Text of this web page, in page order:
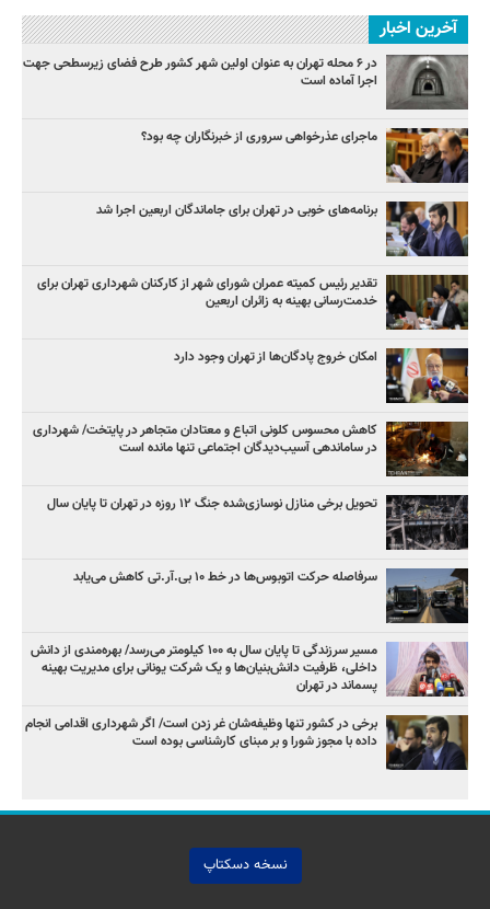
آخرین اخبار
در ۶ محله تهران به عنوان اولین شهر کشور طرح فضای زیرسطحی جهت
اجرا آماده است
ماجرای عذرخواهی سروری از خبرنگاران چه بود؟
برنامه‌های خوبی در تهران برای جاماندگان اربعین اجرا شد
تقدیر رئیس کمیته عمران شورای شهر از کارکنان شهرداری تهران برای
خدمت‌رسانی بهینه به زائران اربعین
امکان خروج پادگان‌ها از تهران وجود دارد
کاهش محسوس کلونی اتباع و معتادان متجاهر در پایتخت/ شهرداری
در ساماندهی آسیب‌دیدگان اجتماعی تنها مانده است
تحویل برخی منازل نوسازی‌شده جنگ ۱۲ روزه در تهران تا پایان سال
سرفاصله حرکت اتوبوس‌ها در خط ۱۰ بی‌.آر.تی کاهش می‌یابد
مسیر سرزندگی تا پایان سال به ۱۰۰ کیلومتر می‌رسد/ بهره‌مندی از دانش
داخلی، ظرفیت دانش‌بنیان‌ها و یک شرکت یونانی برای مدیریت بهینه
پسماند در تهران
برخی در کشور تنها وظیفه‌شان غر زدن است/ اگر شهرداری اقدامی انجام
داده با مجوز شورا و بر مبنای کارشناسی بوده است
نسخه دسکتاپ